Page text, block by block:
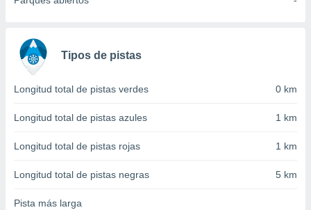
e
mediante
publicidad
1199
Tipos de pistas
Longitud total de pistas verdes 0 km
Longitud total de pistas azules 1 km
Longitud total de pistas rojas 1 km
Longitud total de pistas negras 5 km
Pista más larga